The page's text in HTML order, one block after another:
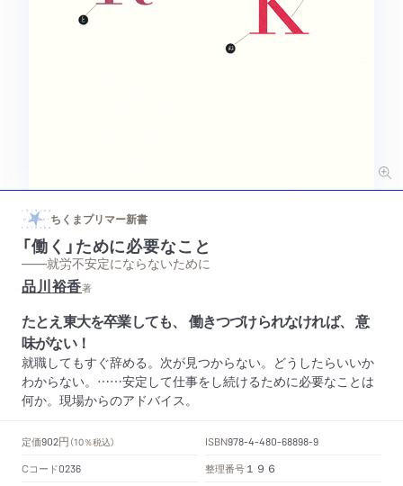
ちくまプリマー新書
「働く」ために必要なこと
——就労不安定にならないために
品川裕香著
たとえ東大を卒業しても、 働きつづけられなければ、 意
味がない！
就職してもすぐ辞める。次が見つからない。どうしたらいいか
わからない。……安定して仕事をし続けるために必要なことは
何か。現場からのアドバイス。
定価902円 （10％税込） ISBN978-4-480-68898-9
Cコード0236 整理番号 １９６